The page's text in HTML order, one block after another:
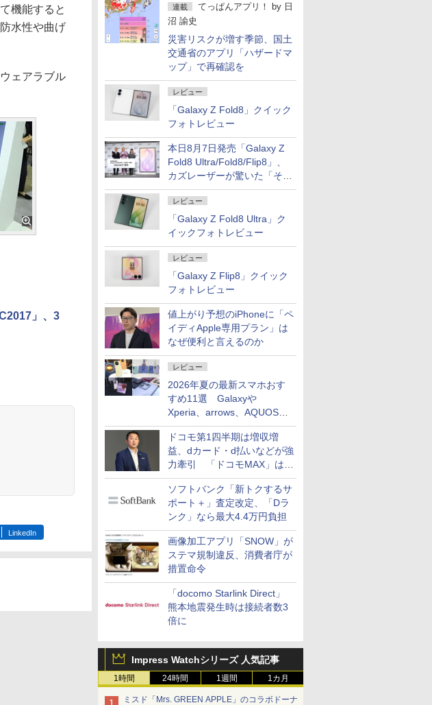
連載 てっぱんアプリ！ by 日
沼 諭史
災害リスクが増す季節、国土
交通省のアプリ「ハザードマ
ップ」で再確認を
レビュー
「Galaxy Z Fold8」クイック
フォトレビュー
本日8月7日発売「Galaxy Z
Fold8 Ultra/Fold8/Flip8」、
カズレーザーが驚いた「そば
屋のメニュー並みの薄さ」
レビュー
「Galaxy Z Fold8 Ultra」ク
イックフォトレビュー
レビュー
「Galaxy Z Flip8」クイック
フォトレビュー
値上がり予想のiPhoneに「ペ
イディApple専用プラン」は
なぜ便利と言えるのか
レビュー
2026年夏の最新スマホおす
すめ11選 Galaxyや
Xperia、arrows、AQUOSな
ど注目機種の特徴は
ドコモ第1四半期は増収増
益、dカード・d払いなどが強
力牽引 「ドコモMAX」は
400万契約突破
ソフトバンク「新トクするサ
ポート＋」査定改定、「Dラ
ンク」なら最大4.4万円負担
画像加工アプリ「SNOW」が
ステマ規制違反、消費者庁が
措置命令
「docomo Starlink Direct」
熊本地震発生時は接続者数3
倍に
Impress Watchシリーズ 人気記事
1時間 24時間 1週間 1カ月
ミスド「Mrs. GREEN APPLE」のコラボドーナ
機能すると
水性や曲げ
ェアラブル
」、3
LinkedIn